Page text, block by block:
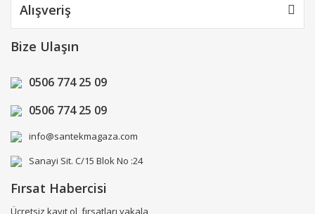
Alışveriş
Bize Ulaşın
0506 774 25 09
0506 774 25 09
info@santekmagaza.com
Sanayi Sit. C/15 Blok No :24
Fırsat Habercisi
Ücretsiz kayıt ol, fırsatları yakala